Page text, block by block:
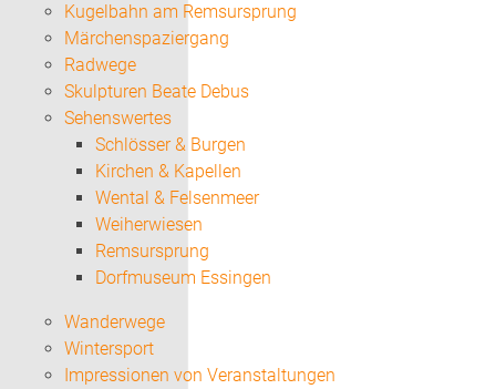
Kugelbahn am Remsursprung
Märchenspaziergang
Radwege
Skulpturen Beate Debus
Sehenswertes
Schlösser & Burgen
Kirchen & Kapellen
Wental & Felsenmeer
Weiherwiesen
Remsursprung
Dorfmuseum Essingen
Wanderwege
Wintersport
Impressionen von Veranstaltungen